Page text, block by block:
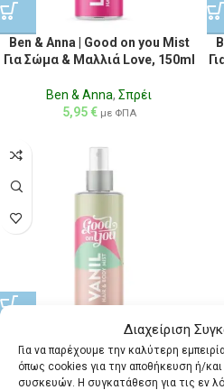
Διαχείριση
Για να παρέχουμε την καλύτερη
όπως cookies για την αποθήκευση ή/
συσκευών. Η συγκατάθεση για τις εν
Ben & Anna | Good on you Mist
Για Σώμα & Μαλλιά Love, 150ml
Ben & Anna, Σπρέι
5,95€ με ΦΠΑ
Ben & Anna | Good on you Mist
Για Σώμα & Μαλλιά Βανίλια,
150ml